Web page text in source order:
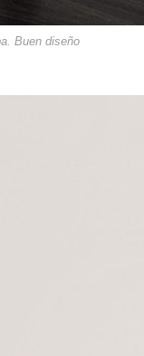
Buen diseño